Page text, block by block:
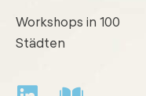
Workshops in 100
Städten